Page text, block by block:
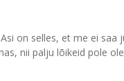
on selles, et me ei
nii palju lõikeid pole